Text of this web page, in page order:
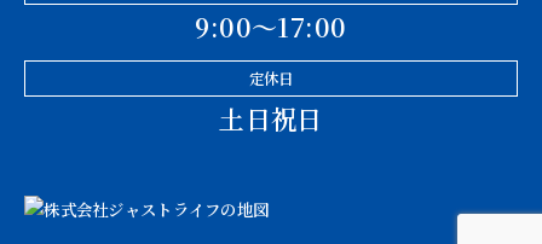
9:00〜17:00
定休日
土日祝日